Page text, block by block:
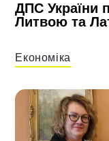
ДПС України
Литвою та
Економіка